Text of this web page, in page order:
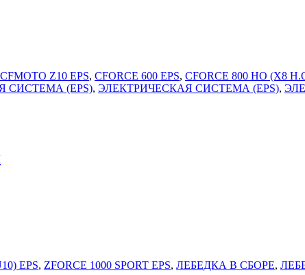
CFMOTO Z10 EPS, CFORCE 600 EPS, CFORCE 800 HO (X8
СИСТЕМА (EPS), ЭЛЕКТРИЧЕСКАЯ СИСТЕМА (EPS),
EPS, ZFORCE 1000 SPORT EPS, ЛЕБЕДКА В СБОРЕ,